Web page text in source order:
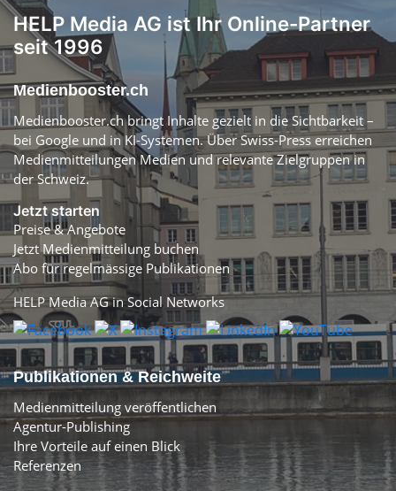
HELP Media AG ist Ihr Online-Partner
seit 1996
Medienbooster.ch
Medienbooster.ch bringt Inhalte gezielt in die Sichtbarkeit –
bei Google und in KI-Systemen. Über Swiss-Press erreichen
Medienmitteilungen Medien und relevante Zielgruppen in
der Schweiz.
Jetzt starten
Preise & Angebote
Jetzt Medienmitteilung buchen
Abo für regelmässige Publikationen
HELP Media AG in Social Networks
Publikationen & Reichweite
Medienmitteilung veröffentlichen
Agentur-Publishing
Ihre Vorteile auf einen Blick
Referenzen